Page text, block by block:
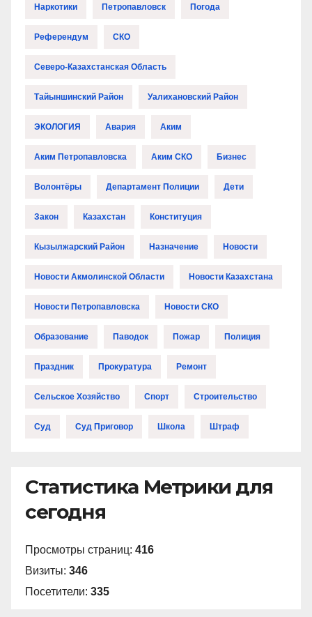
Наркотики Петропавловск Погода
Референдум СКО
Северо-Казахстанская Область
Тайыншинский Район Уалихановский Район
ЭКОЛОГИЯ Авария Аким
Аким Петропавловска Аким СКО Бизнес
Волонтёры Департамент Полиции Дети
Закон Казахстан Конституция
Кызылжарский Район Назначение Новости
Новости Акмолинской Области Новости Казахстана
Новости Петропавловска Новости СКО
Образование Паводок Пожар Полиция
Праздник Прокуратура Ремонт
Сельское Хозяйство Спорт Строительство
Суд Суд Приговор Школа Штраф
Статистика Метрики для
сегодня
Просмотры страниц: 416
Визиты: 346
Посетители: 335